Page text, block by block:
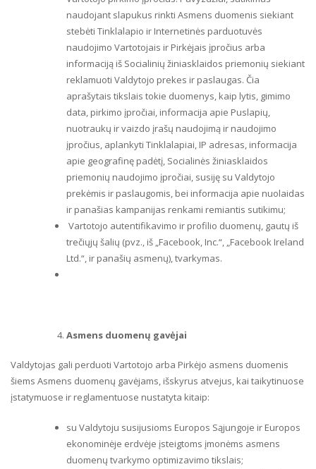
naudojant slapukus rinkti Asmens duomenis siekiant
stebėti Tinklalapio ir Internetinės parduotuvės
naudojimo Vartotojais ir Pirkėjais įpročius arba
informaciją iš Socialinių žiniasklaidos priemonių siekiant
reklamuoti Valdytojo prekes ir paslaugas. Čia
aprašytais tikslais tokie duomenys, kaip lytis, gimimo
data, pirkimo įpročiai, informacija apie Puslapių,
nuotraukų ir vaizdo įrašų naudojimą ir naudojimo
įpročius, aplankyti Tinklalapiai, IP adresas, informacija
apie geografinę padėtį, Socialinės žiniasklaidos
priemonių naudojimo įpročiai, susiję su Valdytojo
prekėmis ir paslaugomis, bei informacija apie nuolaidas
ir panašias kampanijas renkami remiantis sutikimu;
 Vartotojo autentifikavimo ir profilio duomenų, gautų iš
trečiųjų šalių (pvz., iš „Facebook, Inc.“, „Facebook Ireland
Ltd.“, ir panašių asmenų), tvarkymas.
Asmens duomenų gavėjai
Valdytojas gali perduoti Vartotojo arba Pirkėjo asmens duomenis
šiems Asmens duomenų gavėjams, išskyrus atvejus, kai taikytinuose
įstatymuose ir reglamentuose nustatyta kitaip:
su Valdytoju susijusioms Europos Sąjungoje ir Europos
ekonominėje erdvėje įsteigtoms įmonėms asmens
duomenų tvarkymo optimizavimo tikslais;